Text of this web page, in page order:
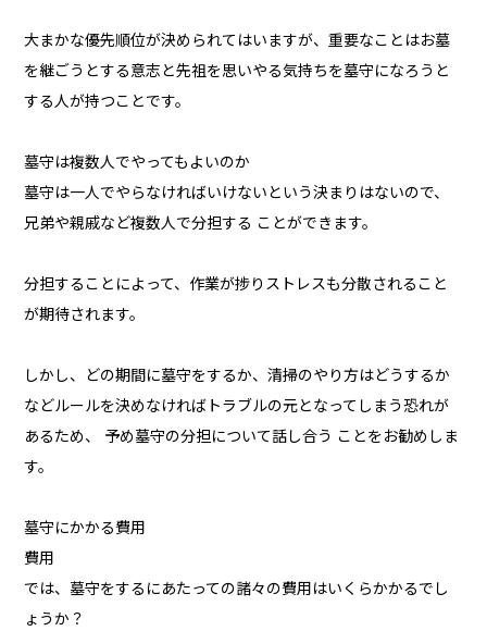
大まかな優先順位が決められてはいますが、重要なことはお墓
を継ごうとする意志と先祖を思いやる気持ちを墓守になろうと
する人が持つことです。
墓守は複数人でやってもよいのか
墓守は一人でやらなければいけないという決まりはないので、
兄弟や親戚など複数人で分担する ことができます。
分担することによって、作業が捗りストレスも分散されること
が期待されます。
しかし、どの期間に墓守をするか、清掃のやり方はどうするか
などルールを決めなければトラブルの元となってしまう恐れが
あるため、 予め墓守の分担について話し合う ことをお勧めしま
す。
墓守にかかる費用
費用
では、墓守をするにあたっての諸々の費用はいくらかかるでし
ょうか？